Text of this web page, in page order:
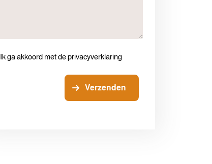
Ik ga akkoord met de privacyverklaring
Verzenden